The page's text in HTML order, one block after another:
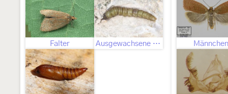
Falter Ausgewachsene Raupe Männchen